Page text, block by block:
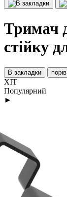
Тримач
стійку
В закладки
ХІТ
Популярний
►